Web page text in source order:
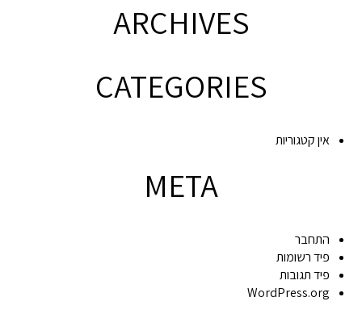
ARCHIVES
CATEGORIES
אין קטגוריות
META
התחבר
פיד רשומות
פיד תגובות
WordPress.org